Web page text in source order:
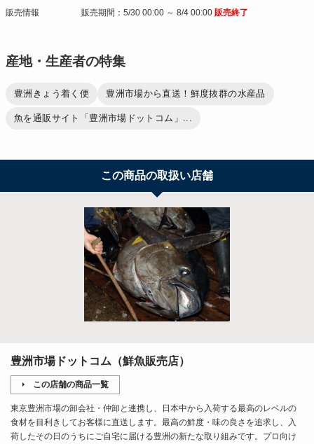
販売情報 販売期間：5/30 00:00 ～ 8/4 00:00 販売終了
産地・生産者の特集
豊洲きょう着く便 豊洲市場から直送！鮮度抜群の水産品
魚を通販サイト「豊洲市場ドットコム」...
この商品の取扱い店舗
豊洲市場ドットコム（鮮魚販売店）
この店舗の商品一覧
東京豊洲市場の卸会社・仲卸と連携し、日本中から入荷する最高のレベルの
食材を目利きしてお客様に直送します。最高の鮮度・味の良さを追求し、入
荷したその日のうちにご自宅に届ける豊洲の新たな取り組みです。プロ向け